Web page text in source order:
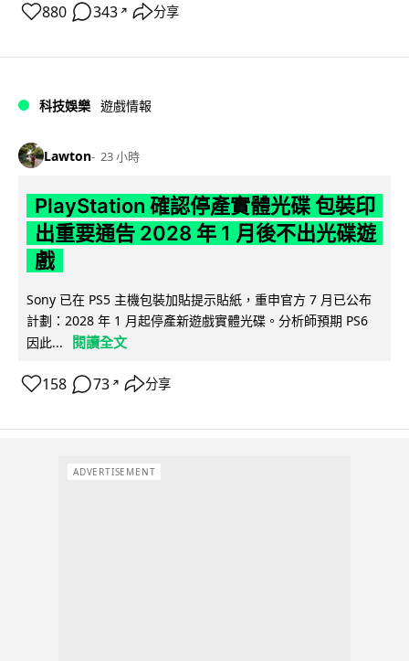
880 343 ↗ 分享
科技娛樂 遊戲情報
Lawton 23 小時
PlayStation 確認停產實體光碟 包裝印
出重要通告 2028 年 1 月後不出光碟遊
戲
Sony 已在 PS5 主機包裝加貼提示貼紙，重申官方 7 月已公布
計劃：2028 年 1 月起停產新遊戲實體光碟。分析師預期 PS6
因此...
閱讀全文
158 73 ↗ 分享
ADVERTISEMENT